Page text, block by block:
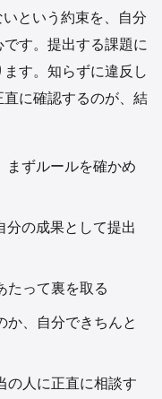
という約束を、自分
す。提出する課題に
す。知らずに違反し
に確認するのが、結
まずルールを確かめ
の成果として提出
たって裏を取る
か、自分できちんと
の人に正直に相談す